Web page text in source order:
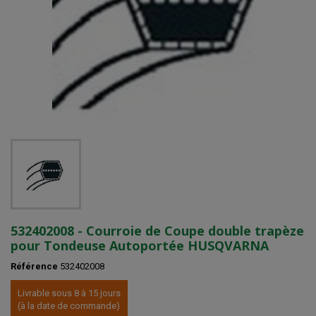
532402008 - Courroie de Coupe double trapèze
pour Tondeuse Autoportée HUSQVARNA
Référence 532402008
Livrable sous 8 à 15 jours
(à la date de commande)